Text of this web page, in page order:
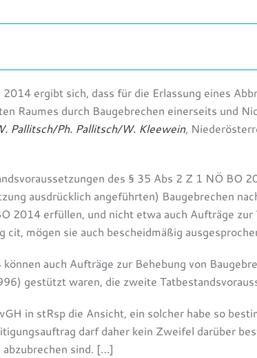
ergibt sich, dass für die Erlassung eines
Raumes durch Baugebrechen einerseits und
Pallitsch/Ph. Pallitsch/W. Kleewein,
des § 35 Abs 2 Z 1 NÖ BO
ausdrücklich angeführten) Baugebrechen
2014 erfüllen, und nicht etwa auch Aufträge
mögen sie auch bescheidmäßig
auch Aufträge zur Behebung von
gestützt waren, die zweite
in stRsp die Ansicht, ein solcher habe so
darf daher kein Zweifel darüber
sind. […]